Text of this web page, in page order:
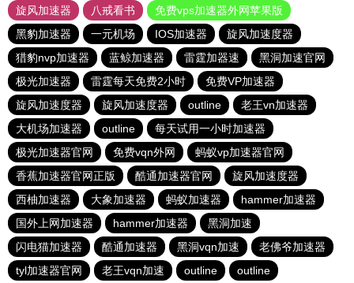
旋风加速器
八戒看书
免费vps加速器外网苹果版
黑豹加速器
一元机场 IOS加速器
旋风加速度器
猎豹nvp加速器
蓝鲸加速器 雷霆加器速
黑洞加速官网
极光加速器
雷霆每天免费2小时
免费VP加速器
旋风加速度器
旋风加速度器 outline
老王vn加速器
大机场加速器
outline
每天试用一小时加速器
极光加速器官网
免费vqn外网
蚂蚁vp加速器官网
香蕉加速器官网正版
酷通加速器官网
旋风加速度器
西柚加速器
大象加速器 蚂蚁加速器
hammer加速器
国外上网加速器
hammer加速器
黑洞加速
闪电猫加速器
酷通加速器 黑洞vqn加速
老佛爷加速器
tyl加速器官网
老王vqn加速 outline outline